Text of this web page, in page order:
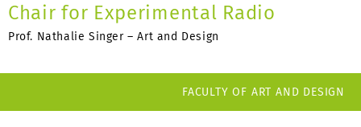
Chair for Experimental Radio
Prof. Nathalie Singer – Art and Design
FACULTY OF ART AND DESIGN